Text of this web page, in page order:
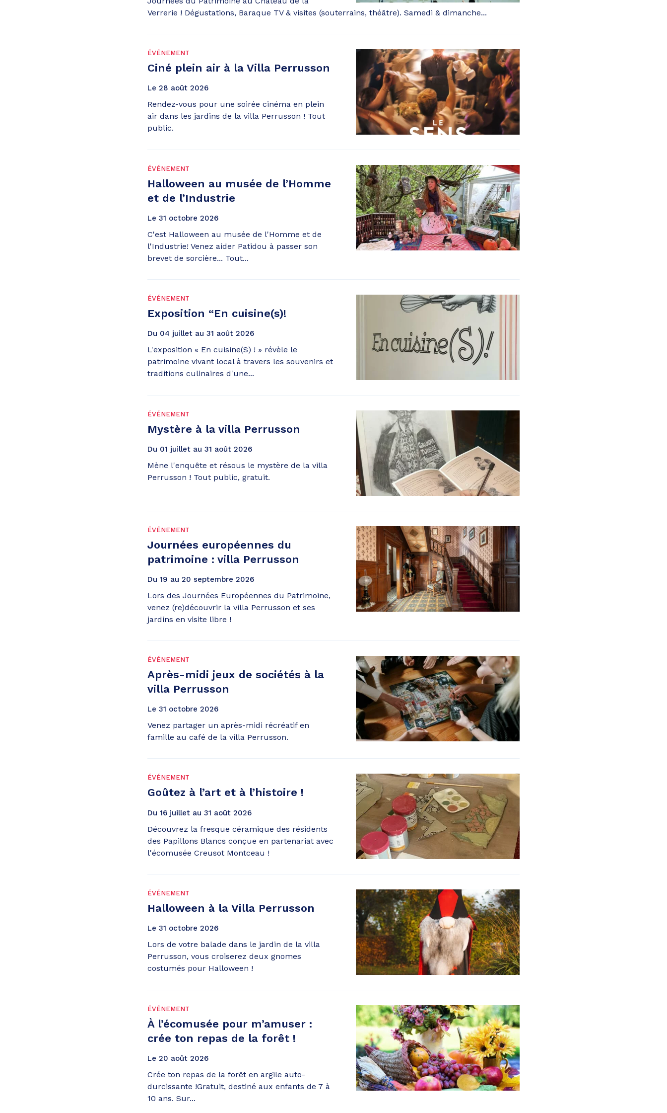
Verrerie ! Dégustations, Baraque TV & visites (souterrains, théâtre). Samedi & dimanche...
ÉVÉNEMENT
Ciné plein air à la Villa Perrusson
Le 28 août 2026
Rendez-vous pour une soirée cinéma en plein
air dans les jardins de la villa Perrusson ! Tout
public.
ÉVÉNEMENT
Halloween au musée de l’Homme
et de l’Industrie
Le 31 octobre 2026
C'est Halloween au musée de l'Homme et de
l'Industrie! Venez aider Patidou à passer son
brevet de sorcière... Tout...
ÉVÉNEMENT
Exposition “En cuisine(s)!
Du 04 juillet au 31 août 2026
L'exposition « En cuisine(S) ! » révèle le
patrimoine vivant local à travers les souvenirs et
traditions culinaires d'une...
ÉVÉNEMENT
Mystère à la villa Perrusson
Du 01 juillet au 31 août 2026
Mène l'enquête et résous le mystère de la villa
Perrusson ! Tout public, gratuit.
ÉVÉNEMENT
Journées européennes du
patrimoine : villa Perrusson
Du 19 au 20 septembre 2026
Lors des Journées Européennes du Patrimoine,
venez (re)découvrir la villa Perrusson et ses
jardins en visite libre !
ÉVÉNEMENT
Après-midi jeux de sociétés à la
villa Perrusson
Le 31 octobre 2026
Venez partager un après-midi récréatif en
famille au café de la villa Perrusson.
ÉVÉNEMENT
Goûtez à l’art et à l’histoire !
Du 16 juillet au 31 août 2026
Découvrez la fresque céramique des résidents
des Papillons Blancs conçue en partenariat avec
l'écomusée Creusot Montceau !
ÉVÉNEMENT
Halloween à la Villa Perrusson
Le 31 octobre 2026
Lors de votre balade dans le jardin de la villa
Perrusson, vous croiserez deux gnomes
costumés pour Halloween !
ÉVÉNEMENT
À l’écomusée pour m’amuser :
crée ton repas de la forêt !
Le 20 août 2026
Crée ton repas de la forêt en argile auto-
durcissante !Gratuit, destiné aux enfants de 7 à
10 ans. Sur...